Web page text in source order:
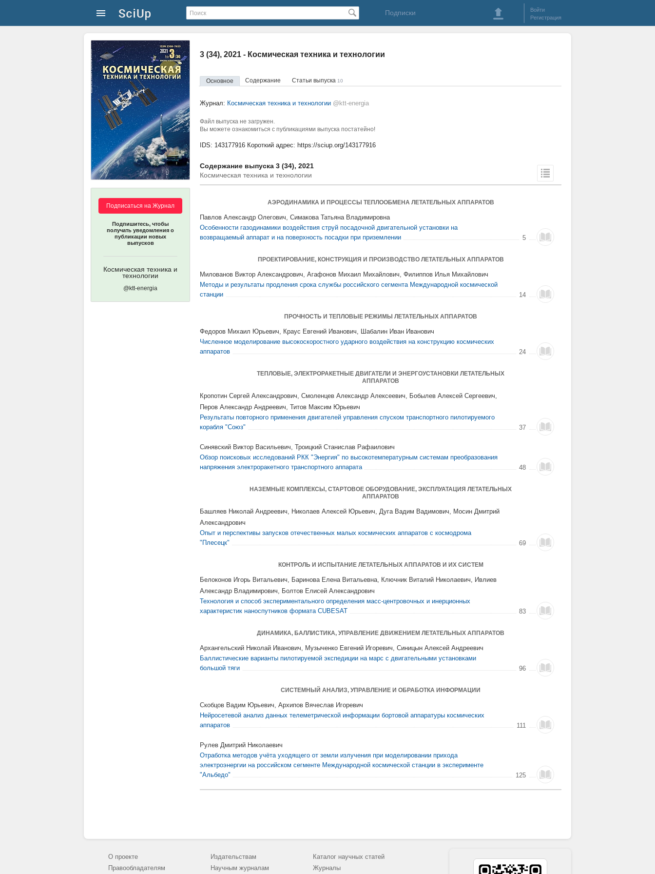
Подписки
Войти
Регистрация
3 (34), 2021 - Космическая техника и технологии
Основное Содержание Статьи выпуска 10
Подписаться на Журнал
Подпишитесь, чтобы
получать уведомления о
публикации новых
выпусков
Космическая техника и
технологии
@ktt-energia
Журнал: Космическая техника и технологии @ktt-energia
Файл выпуска не загружен.
Вы можете ознакомиться с публикациями выпуска постатейно!
IDS: 143177916 Короткий адрес: https://sciup.org/143177916
Содержание выпуска 3 (34), 2021
Космическая техника и технологии
АЭРОДИНАМИКА И ПРОЦЕССЫ ТЕПЛООБМЕНА ЛЕТАТЕЛЬНЫХ АППАРАТОВ
Павлов Александр Олегович, Симакова Татьяна Владимировна
Особенности газодинамики воздействия струй посадочной двигательной установки на
возвращаемый аппарат и на поверхность посадки при приземлении
5
ПРОЕКТИРОВАНИЕ, КОНСТРУКЦИЯ И ПРОИЗВОДСТВО ЛЕТАТЕЛЬНЫХ АППАРАТОВ
Милованов Виктор Александрович, Агафонов Михаил Михайлович, Филиппов Илья Михайлович
Методы и результаты продления срока службы российского сегмента Международной космической
станции
14
ПРОЧНОСТЬ И ТЕПЛОВЫЕ РЕЖИМЫ ЛЕТАТЕЛЬНЫХ АППАРАТОВ
Федоров Михаил Юрьевич, Краус Евгений Иванович, Шабалин Иван Иванович
Численное моделирование высокоскоростного ударного воздействия на конструкцию космических
аппаратов
24
ТЕПЛОВЫЕ, ЭЛЕКТРОРАКЕТНЫЕ ДВИГАТЕЛИ И ЭНЕРГОУСТАНОВКИ ЛЕТАТЕЛЬНЫХ
АППАРАТОВ
Кропотин Сергей Александрович, Смоленцев Александр Алексеевич, Бобылев Алексей Сергеевич,
Перов Александр Андреевич, Титов Максим Юрьевич
Результаты повторного применения двигателей управления спуском транспортного пилотируемого
корабля "Союз"
37
Синявский Виктор Васильевич, Троицкий Станислав Рафаилович
Обзор поисковых исследований РКК "Энергия" по высокотемпературным системам преобразования
напряжения электроракетного транспортного аппарата
48
НАЗЕМНЫЕ КОМПЛЕКСЫ, СТАРТОВОЕ ОБОРУДОВАНИЕ, ЭКСПЛУАТАЦИЯ ЛЕТАТЕЛЬНЫХ
АППАРАТОВ
Башляев Николай Андреевич, Николаев Алексей Юрьевич, Дуга Вадим Вадимович, Мосин Дмитрий
Александрович
Опыт и перспективы запусков отечественных малых космических аппаратов с космодрома
"Плесецк"
69
КОНТРОЛЬ И ИСПЫТАНИЕ ЛЕТАТЕЛЬНЫХ АППАРАТОВ И ИХ СИСТЕМ
Белоконов Игорь Витальевич, Баринова Елена Витальевна, Ключник Виталий Николаевич, Ивлиев
Александр Владимирович, Болтов Eлисей Александрович
Технология и способ экспериментального определения масс-центровочных и инерционных
характеристик наноспутников формата CUBESAT
83
ДИНАМИКА, БАЛЛИСТИКА, УПРАВЛЕНИЕ ДВИЖЕНИЕМ ЛЕТАТЕЛЬНЫХ АППАРАТОВ
Архангельский Николай Иванович, Музыченко Евгений Игоревич, Синицын Алексей Андреевич
Баллистические варианты пилотируемой экспедиции на марс с двигательными установками
большой тяги
96
СИСТЕМНЫЙ АНАЛИЗ, УПРАВЛЕНИЕ И ОБРАБОТКА ИНФОРМАЦИИ
Скобцов Вадим Юрьевич, Архипов Вячеслав Игоревич
Нейросетевой анализ данных телеметрической информации бортовой аппаратуры космических
аппаратов
111
Рулев Дмитрий Николаевич
Отработка методов учёта уходящего от земли излучения при моделировании прихода
электроэнергии на российском сегменте Международной космической станции в эксперименте
"Альбедо"
125
О проекте
Правообладателям
Издательствам
Научным журналам
Каталог научных статей
Журналы